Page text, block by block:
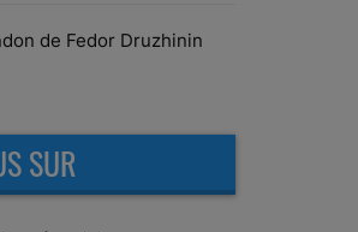
de Fedor Druzhinin
SUR